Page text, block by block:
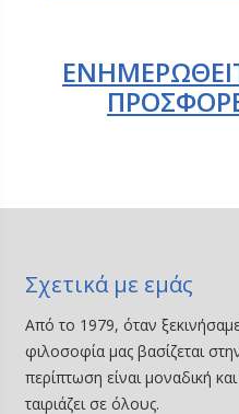
Σχετικά με εμάς
Από το 1979, όταν
φιλοσοφία μας βασίζεται
περίπτωση είναι μοναδική
ταιριάζει σε όλους.